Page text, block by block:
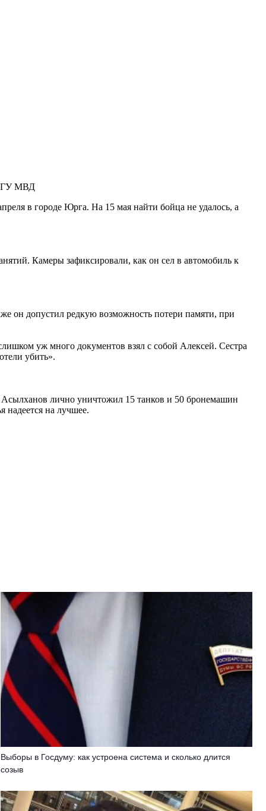
ГУ МВД
в городе Юрга. На 15 мая найти бойца не удалось, а
Камеры зафиксировали, как он сел в автомобиль к
он допустил редкую возможность потери памяти, при
уж много документов взял с собой Алексей. Сестра
убить».
лично уничтожил 15 танков и 50 бронемашин
на лучшее.
Выборы в Госдуму: как устроена система и сколько длится
созыв